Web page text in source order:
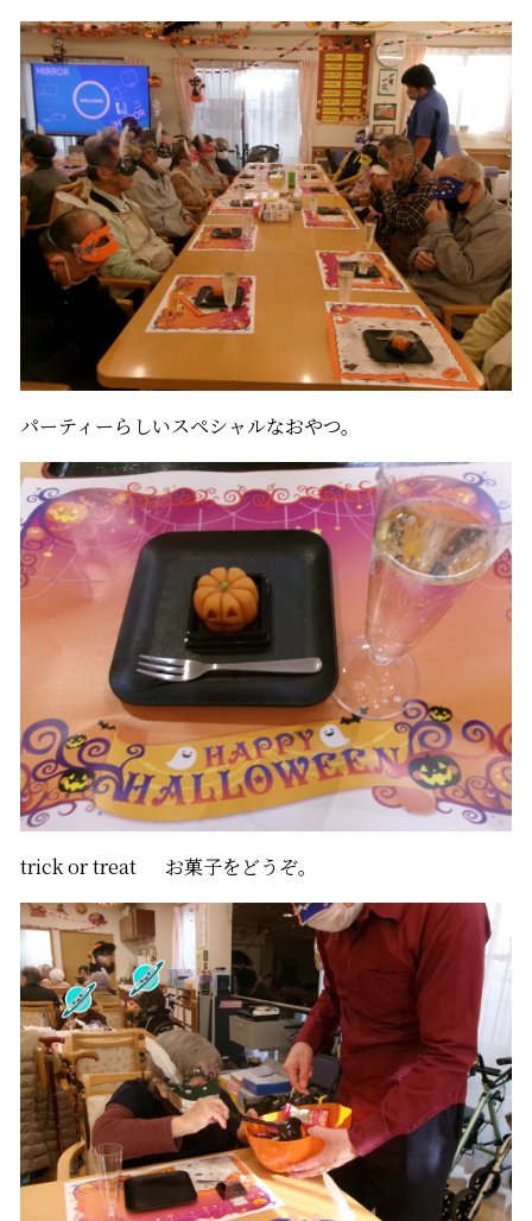
パーティーらしいスペシャルなおやつ。
trick or treat お菓子をどうぞ。